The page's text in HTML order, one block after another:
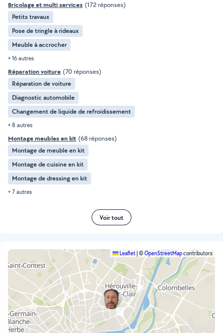
Bricolage et multi services (172 réponses)
Petits travaux
Pose de tringle à rideaux
Meuble à accrocher
+ 16 autres
Réparation voiture (70 réponses)
Réparation de voiture
Diagnostic automobile
Changement de liquide de refroidissement
+ 8 autres
Montage meubles en kit (68 réponses)
Montage de meuble en kit
Montage de cuisine en kit
Montage de dressing en kit
+ 7 autres
Voir tout
Leaflet ©OpenStreetMapcontributors